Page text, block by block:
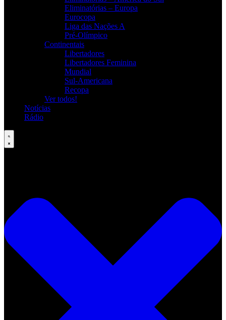
Eliminatórias – Europa
Eurocopa
Liga das Nações A
Pré-Olímpico
Continentais
Libertadores
Libertadores Feminina
Mundial
Sul-Americana
Recopa
Ver todos!
Notícias
Rádio